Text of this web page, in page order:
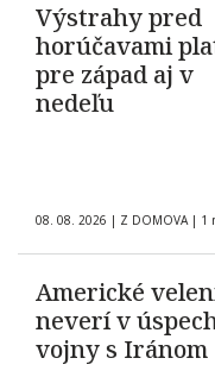
Výstrahy pred
horúčavami
pre západ aj v
nedeľu
08. 08. 2026 | Z DOMOVA | 1
Americké
neverí v
vojny s Iránom